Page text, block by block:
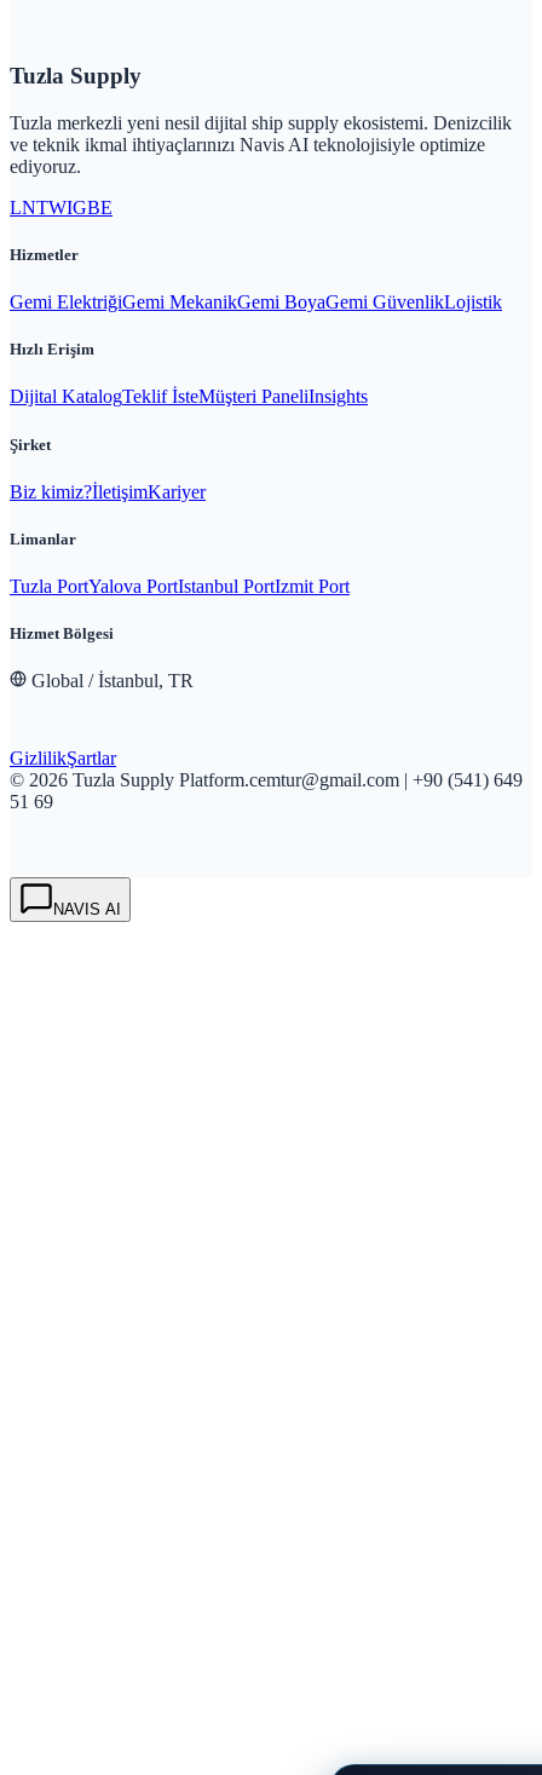
Tuzla Supply
Tuzla merkezli yeni nesil dijital ship supply ekosistemi. Denizcilik
ve teknik ikmal ihtiyaçlarınızı Navis AI teknolojisiyle optimize
ediyoruz.
LNTWIGBE
Hizmetler
Gemi ElektriğiGemi MekanikGemi BoyaGemi GüvenlikLojistik
Hızlı Erişim
Dijital KatalogTeklif İsteMüşteri PaneliInsights
Şirket
Biz kimiz?İletişimKariyer
Limanlar
Tuzla PortYalova PortIstanbul PortIzmit Port
Hizmet Bölgesi
Global / İstanbul, TR
GizlilikŞartlar
© 2026 Tuzla Supply Platform.cemtur@gmail.com | +90 (541) 649
51 69
NAVIS AI